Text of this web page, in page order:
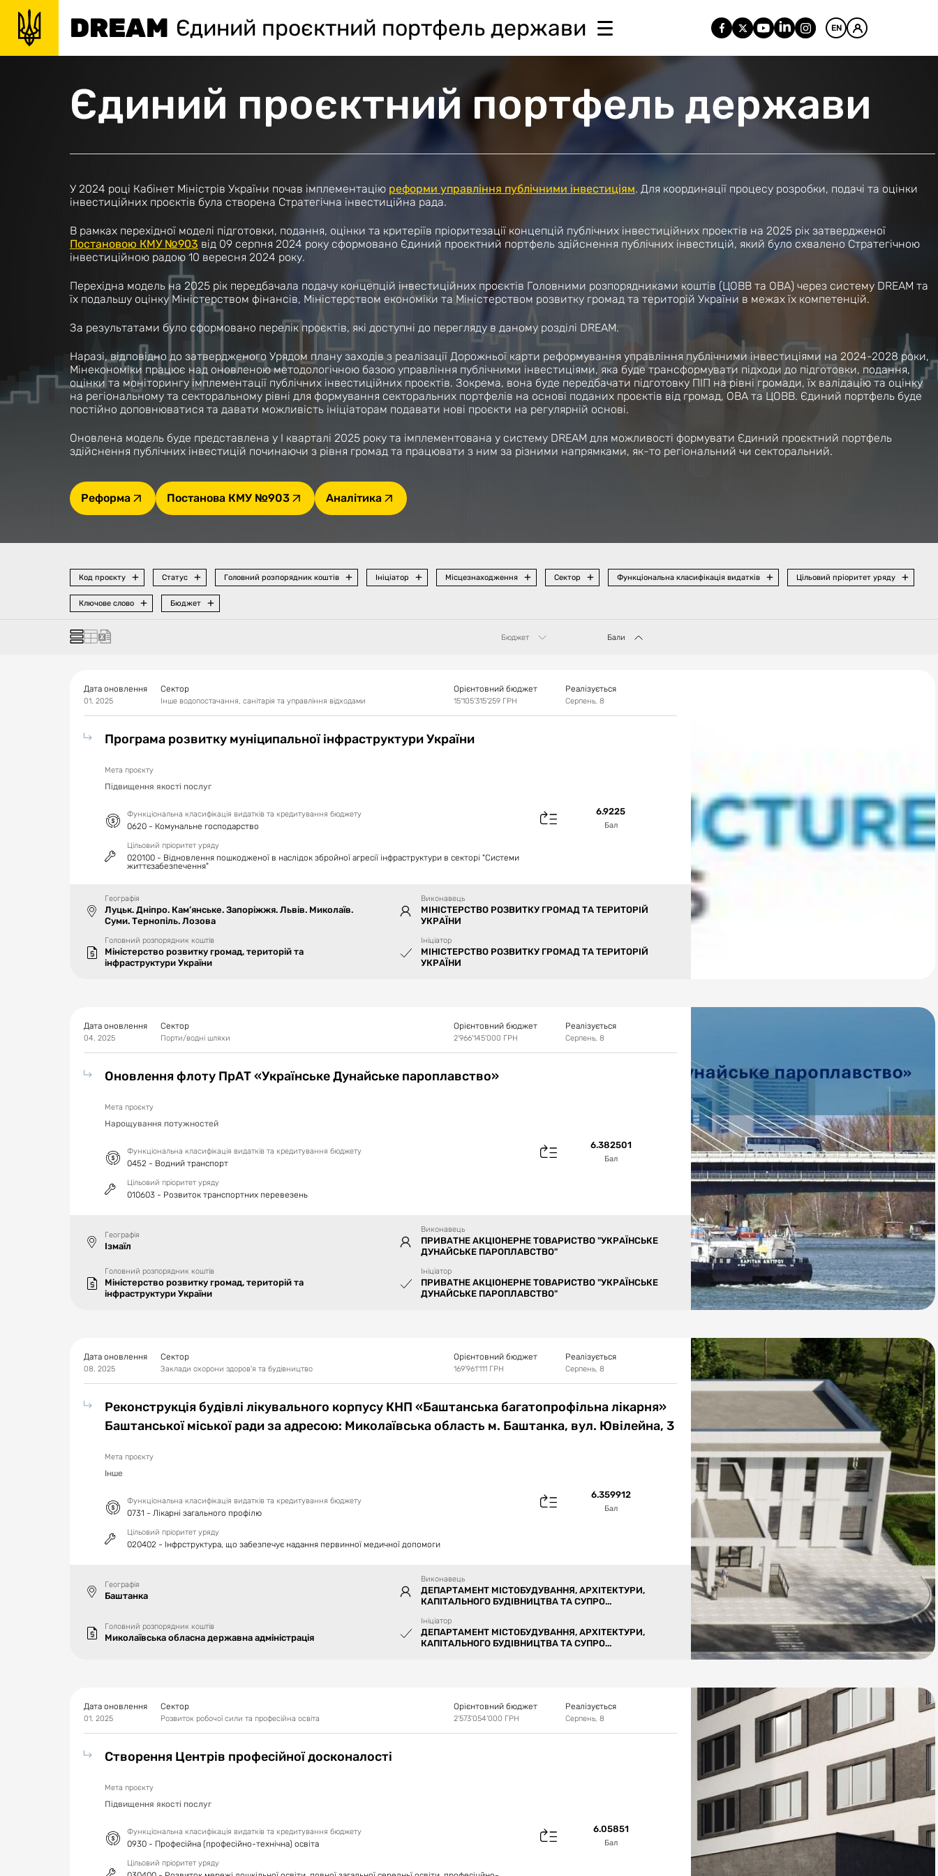
DREAM Єдиний проєктний портфель держави EN
Єдиний проєктний портфель держави
У 2024 році Кабінет Міністрів України почав імплементацію реформи управління публічними інвестиціям. Для координації процесу розробки, подачі та оцінки
інвестиційних проєктів була створена Стратегічна інвестиційна рада.
В рамках перехідної моделі підготовки, подання, оцінки та критеріїв пріоритезації концепцій публічних інвестиційних проектів на 2025 рік затвердженої
Постановою КМУ №903 від 09 серпня 2024 року сформовано Єдиний проєктний портфель здійснення публічних інвестицій, який було схвалено Стратегічною
інвестиційною радою 10 вересня 2024 року.
Перехідна модель на 2025 рік передбачала подачу концепцій інвестиційних проєктів Головними розпорядниками коштів (ЦОВВ та ОВА) через систему DREAM та
їх подальшу оцінку Міністерством фінансів, Міністерством економіки та Міністерством розвитку громад та територій України в межах їх компетенцій.
За результатами було сформовано перелік проєктів, які доступні до перегляду в даному розділі DREAM.
Наразі, відповідно до затвердженого Урядом плану заходів з реалізації Дорожньої карти реформування управління публічними інвестиціями на 2024-2028 роки,
Мінекономіки працює над оновленою методологічною базою управління публічними інвестиціями, яка буде трансформувати підходи до підготовки, подання,
оцінки та моніторингу імплементації публічних інвестиційних проєктів. Зокрема, вона буде передбачати підготовку ПІП на рівні громади, їх валідацію та оцінку
на регіональному та секторальному рівні для формування секторальних портфелів на основі поданих проєктів від громад, ОВА та ЦОВВ. Єдиний портфель буде
постійно доповнюватися та давати можливість ініціаторам подавати нові проєкти на регулярній основі.
Оновлена модель буде представлена у І кварталі 2025 року та імплементована у систему DREAM для можливості формувати Єдиний проєктний портфель
здійснення публічних інвестицій починаючи з рівня громад та працювати з ним за різними напрямками, як-то регіональний чи секторальний.
Реформа Постанова КМУ №903 Аналітика
Код проєкту Статус Головний розпорядник коштів Ініціатор Місцезнаходження Сектор Функціональна класифікація видатків Цільовий пріоритет уряду
Ключове слово Бюджет
Бюджет Бали
Дата оновлення
01. 2025
Сектор
Інше водопостачання, санітарія та управління відходами
Орієнтовний бюджет
15'105'315'259 ГРН
Реалізується
Серпень, 8
Програма розвитку муніципальної інфраструктури України
Мета проєкту
Підвищення якості послуг
Функціональна класифікація видатків та кредитування бюджету
0620 - Комунальне господарство
Цільовий пріоритет уряду
020100 - Відновлення пошкодженої в наслідок збройної агресії інфраструктури в секторі "Системи
життєзабезпечення"
6.9225
Бал
Географія
Луцьк. Дніпро. Кам’янське. Запоріжжя. Львів. Миколаїв.
Суми. Тернопіль. Лозова
Виконавець
МІНІСТЕРСТВО РОЗВИТКУ ГРОМАД ТА ТЕРИТОРІЙ
УКРАЇНИ
Головний розпорядник коштів
Міністерство розвитку громад, територій та
інфраструктури України
Ініціатор
МІНІСТЕРСТВО РОЗВИТКУ ГРОМАД ТА ТЕРИТОРІЙ
УКРАЇНИ
Дата оновлення
04. 2025
Сектор
Порти/водні шляхи
Орієнтовний бюджет
2'966'145'000 ГРН
Реалізується
Серпень, 8
Оновлення флоту ПрАТ «Українське Дунайське пароплавство»
Мета проєкту
Нарощування потужностей
Функціональна класифікація видатків та кредитування бюджету
0452 - Водний транспорт
Цільовий пріоритет уряду
010603 - Розвиток транспортних перевезень
6.382501
Бал
Географія
Ізмаїл
Виконавець
ПРИВАТНЕ АКЦІОНЕРНЕ ТОВАРИСТВО "УКРАЇНСЬКЕ
ДУНАЙСЬКЕ ПАРОПЛАВСТВО"
Головний розпорядник коштів
Міністерство розвитку громад, територій та
інфраструктури України
Ініціатор
ПРИВАТНЕ АКЦІОНЕРНЕ ТОВАРИСТВО "УКРАЇНСЬКЕ
ДУНАЙСЬКЕ ПАРОПЛАВСТВО"
Дата оновлення
08. 2025
Сектор
Заклади охорони здоров'я та будівництво
Орієнтовний бюджет
169'961'111 ГРН
Реалізується
Серпень, 8
Реконструкція будівлі лікувального корпусу КНП «Баштанська багатопрофільна лікарня»
Баштанської міської ради за адресою: Миколаївська область м. Баштанка, вул. Ювілейна, 3
Мета проєкту
Інше
Функціональна класифікація видатків та кредитування бюджету
0731 - Лікарні загального профілю
Цільовий пріоритет уряду
020402 - Інфрструктура, що забезпечує надання первинної медичної допомоги
6.359912
Бал
Географія
Баштанка
Виконавець
ДЕПАРТАМЕНТ МІСТОБУДУВАННЯ, АРХІТЕКТУРИ,
КАПІТАЛЬНОГО БУДІВНИЦТВА ТА СУПРО...
Головний розпорядник коштів
Миколаївська обласна державна адміністрація
Ініціатор
ДЕПАРТАМЕНТ МІСТОБУДУВАННЯ, АРХІТЕКТУРИ,
КАПІТАЛЬНОГО БУДІВНИЦТВА ТА СУПРО...
Дата оновлення
01. 2025
Сектор
Розвиток робочої сили та професійна освіта
Орієнтовний бюджет
2'573'054'000 ГРН
Реалізується
Серпень, 8
Створення Центрів професійної досконалості
Мета проєкту
Підвищення якості послуг
Функціональна класифікація видатків та кредитування бюджету
0930 - Професійна (професійно-технічна) освіта
Цільовий пріоритет уряду
6.05851
Бал